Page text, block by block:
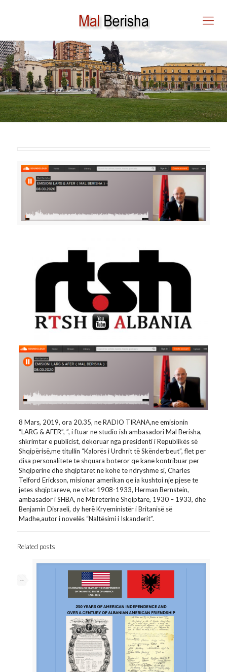
Radio Tirana – EMISIONI
LARG & AFER ( MAL
BERISHA ) – 08.03.2020
8 Mars, 2019, ora 20.35, ne RADIO TIRANA,ne emisionin
“LARG & AFER”, ”, i ftuar ne studio ish ambasadori Mal Berisha,
shkrimtar e publicist, dekoruar nga presidenti i Republikës së
Shqipërisë,me titullin “Kalorës i Urdhrit të Skënderbeut”, flet per
disa personalitete te shquara boteror qe kane kontribuar per
Shqiperine dhe shqiptaret ne kohe te ndryshme si, Charles
Telford Erickson, misionar amerikan qe ia kushtoi nje pjese te
jetes shqiptareve, ne vitet 1908-1933, Herman Bernstein,
ambasador i SHBA, në Mbretërinë Shqiptare, 1930 – 1933, dhe
Benjamin Disraeli, dy herë Kryeministër i Britanisë së
Madhe,autor i novelës “Naltësimi i Iskanderit”.
Related posts
--